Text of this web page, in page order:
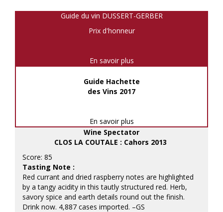
Guide du vin DUSSERT-GERBER
Prix d'honneur
En savoir plus
Guide Hachette
des Vins 2017
En savoir plus
Wine Spectator
CLOS LA COUTALE : Cahors 2013
Score: 85
Tasting Note :
Red currant and dried raspberry notes are highlighted
by a tangy acidity in this tautly structured red. Herb,
savory spice and earth details round out the finish.
Drink now. 4,887 cases imported. –GS